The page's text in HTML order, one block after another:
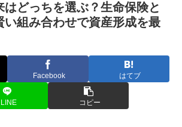
はどっちを選ぶ？生命保険と
い組み合わせで資産形成を最
Facebook はてブ
LINE コピー